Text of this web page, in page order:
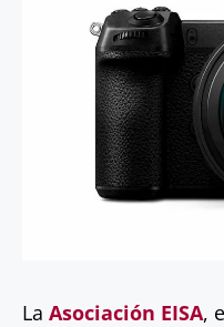
La Asociación EISA,